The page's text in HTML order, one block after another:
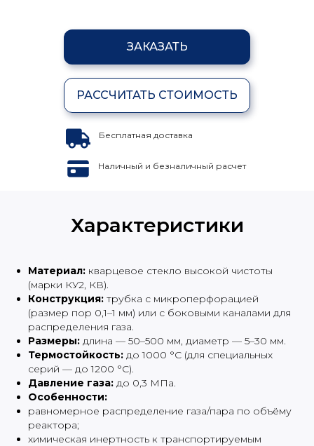
Бесплатная доставка
Наличный и безналичный расчет
ЗАКАЗАТЬ
РАССЧИТАТЬ СТОИМОСТЬ
Характеристики
Материал: кварцевое стекло высокой чистоты
(марки КУ2, КВ).
Конструкция: трубка с микроперфорацией
(размер пор 0,1–1 мм) или с боковыми каналами для
распределения газа.
Размеры: длина — 50–500 мм, диаметр — 5–30 мм.
Термостойкость: до 1000 °C (для специальных
серий — до 1200 °C).
Давление газа: до 0,3 МПа.
Особенности:
равномерное распределение газа/пара по объёму
реактора;
химическая инертность к транспортируемым